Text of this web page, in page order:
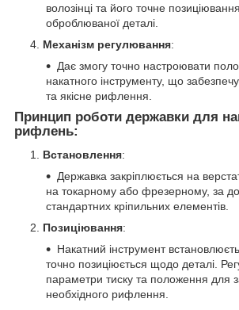
волозінці та його точне
оброблюваної деталі.
Механізм регулювання:
Дає змогу точно настроювати
накатного інструменту, що
та якісне рифлення.
Принцип роботи державки для
рифлень:
Встановлення:
Державка закріплюється на
на токарному або фрезерному, за
стандартних кріпильних елементів.
Позиціювання:
Накатний інструмент
точно позиціюється щодо деталі.
параметри тиску та положення для
необхідного рифлення.